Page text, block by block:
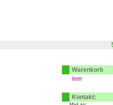
Warenkorb
leer
Kontakt: